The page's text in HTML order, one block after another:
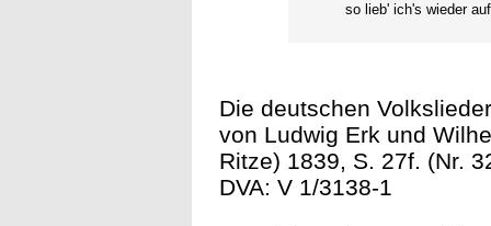
so lieb' ich's wieder
Die deutschen
von Ludwig Erk und
Ritze) 1839, S. 27f. (Nr.
DVA: V 1/3138-1